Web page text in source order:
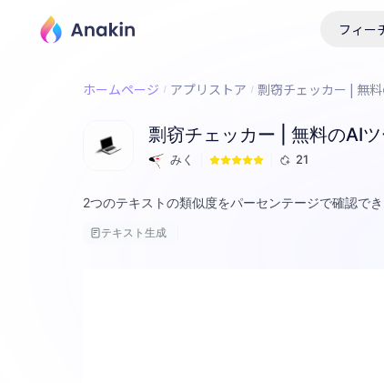
フィー
ホームページ アプリストア 剽窃チェッカー | 無
剽窃チェッカー | 無料のAI
みく 21
2つのテキストの類似度をパーセンテージで確認でき
テキスト生成